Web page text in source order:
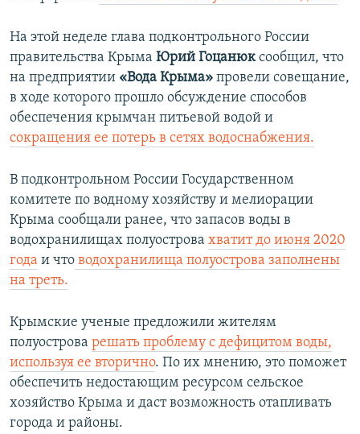
На этой неделе глава подконтрольного России
правительства Крыма Юрий Гоцанюксообщил, что
на предприятии «Вода Крыма» провели совещание,
в ходе которого прошло обсуждение способов
обеспечения крымчан питьевой водой и
сокращения ее потерь в сетях водоснабжения.
В подконтрольном России Государственном
комитете по водному хозяйству и мелиорации
Крыма сообщали ранее, что запасов воды в
водохранилищах полуострова хватит до июня 2020
года и что водохранилища полуострова заполнены
на треть.
Крымские ученые предложили жителям
полуострова решать проблему с дефицитом воды,
используя ее вторично. По их мнению, это поможет
обеспечить недостающим ресурсом сельское
хозяйство Крыма и даст возможность отапливать
города и районы.